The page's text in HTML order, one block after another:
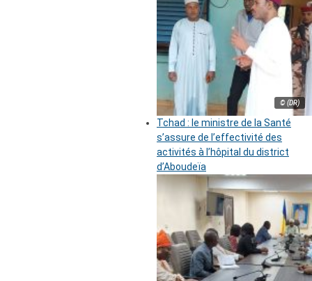
© (DR)
Tchad : le ministre de la Santé
s’assure de l’effectivité des
activités à l’hôpital du district
d’Aboudeïa